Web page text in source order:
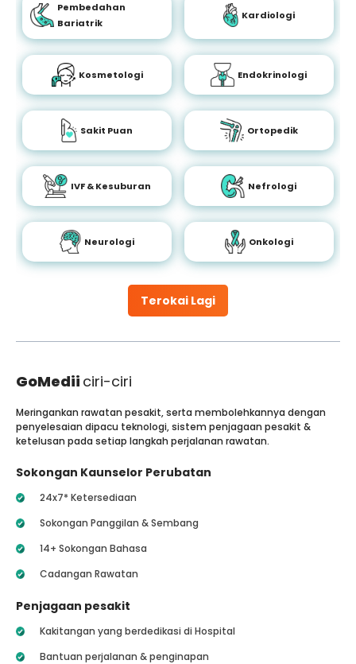
Terokai Lagi
Pembedahan
Bariatrik
Kardiologi
Kosmetologi Endokrinologi
Sakit Puan Ortopedik
IVF & Kesuburan Nefrologi
Neurologi Onkologi
GoMedii ciri-ciri
Meringankan rawatan pesakit, serta membolehkannya dengan
penyelesaian dipacu teknologi, sistem penjagaan pesakit &
ketelusan pada setiap langkah perjalanan rawatan.
Sokongan Kaunselor Perubatan
24x7* Ketersediaan
Sokongan Panggilan & Sembang
14+ Sokongan Bahasa
Cadangan Rawatan
Penjagaan pesakit
Kakitangan yang berdedikasi di Hospital
Bantuan perjalanan & penginapan